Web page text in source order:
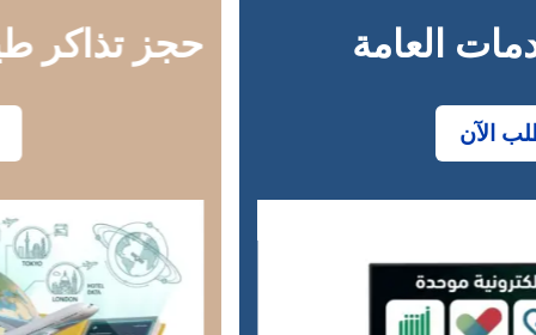
حجز تذاكر طيران